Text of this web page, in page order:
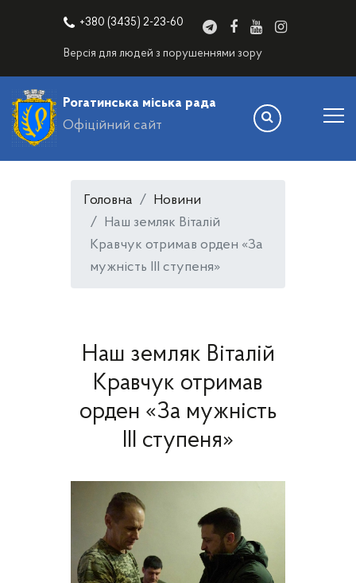
+380 (3435) 2-23-60
Версія для людей з порушеннями зору
Рогатинська міська рада
Офіційний сайт
Головна
Новини
Наш земляк Віталій
Кравчук отримав орден «За
мужність ІІІ ступеня»
Наш земляк Віталій
Кравчук отримав
орден «За мужність
ІІІ ступеня»